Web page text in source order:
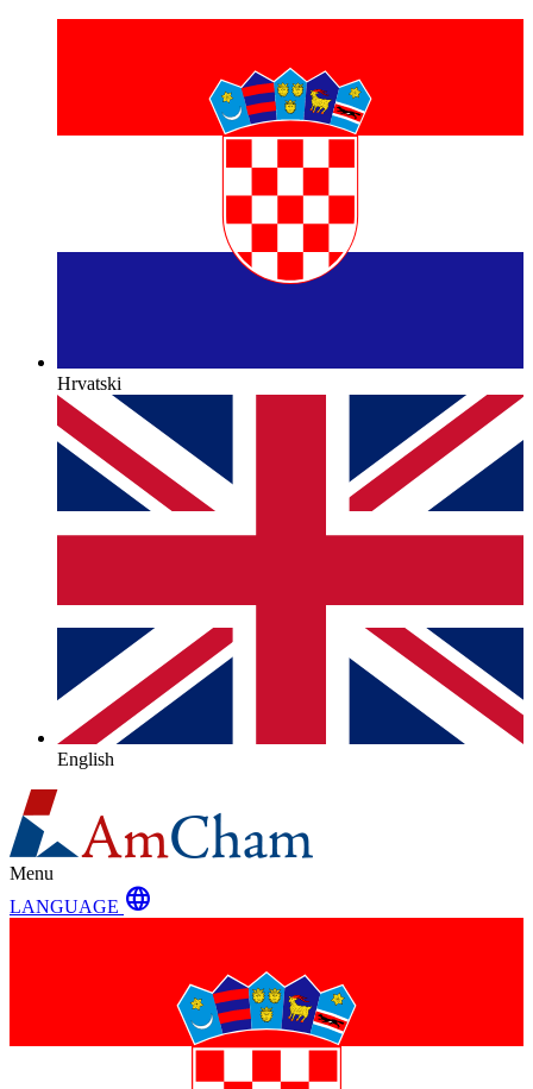
Hrvatski
English
Menu
LANGUAGE language